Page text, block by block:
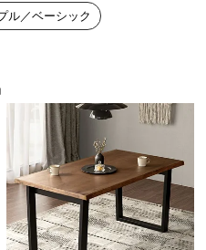
ル／ベーシック